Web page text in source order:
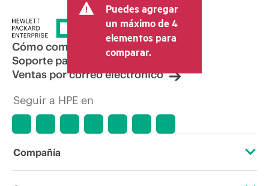
otros conceptos, como los impuestos a
la venta, el IVA y el envío. El precio de la
transacción que establece el distribuidor
puede variar con respecto a otros
distribuidores y al precio indicativo
mostrado. El precio indicativo puede
incluir ofertas promocionales por tiempo
hacer ajustes de precios en cualquier
condiciones del mercado,
promociones de fin de la vida útil y
Puedes agregar
un máximo de 4
elementos para
comparar.
Cómo comprar
Soporte para productos
Ventas por correo electrónico
Seguir a HPE en
Compañía
Acerca de HPE